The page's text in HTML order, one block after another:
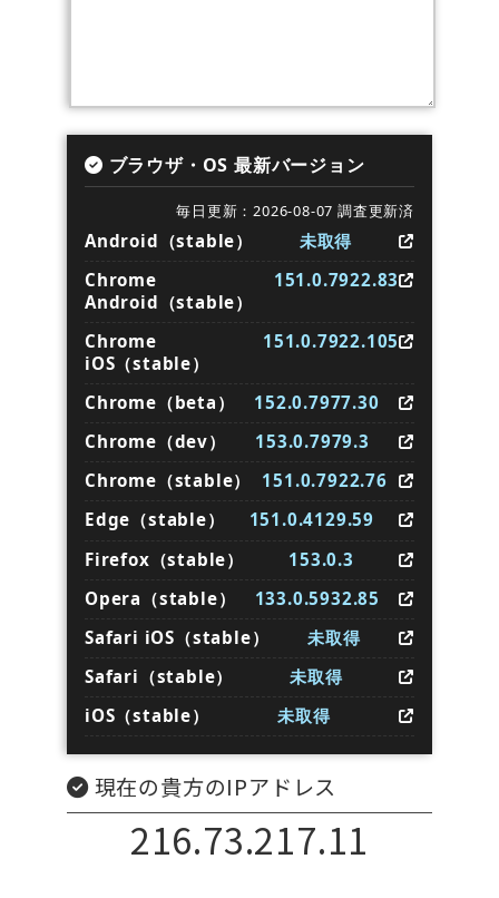
ブラウザ・OS 最新バージョン
毎日更新：2026-08-07 調査更新済
Android（stable）
未取得
Chrome
Android（stable）
151.0.7922.83
Chrome
iOS（stable）
151.0.7922.105
Chrome（beta）
152.0.7977.30
Chrome（dev）
153.0.7979.3
Chrome（stable）
151.0.7922.76
Edge（stable）
151.0.4129.59
Firefox（stable）
153.0.3
Opera（stable）
133.0.5932.85
Safari iOS（stable）
未取得
Safari（stable）
未取得
iOS（stable）
未取得
現在の貴方のIPアドレス
216.73.217.11